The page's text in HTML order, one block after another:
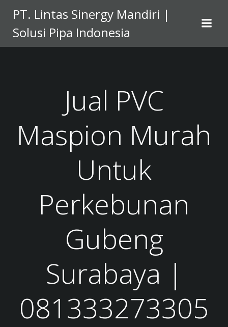
to
content
PT. Lintas Sinergy Mandiri |
Solusi Pipa Indonesia
Jual PVC
Maspion Murah
Untuk
Perkebunan
Gubeng
Surabaya |
081333273305